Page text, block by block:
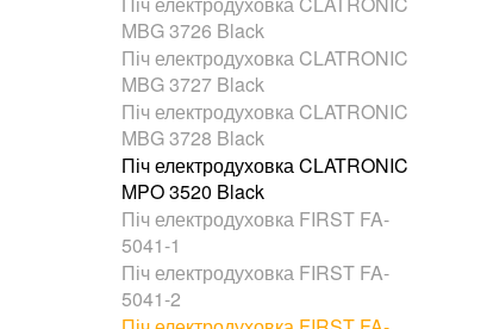
MBG 3726 Black
Піч електродуховка CLATRONIC
MBG 3727 Black
Піч електродуховка CLATRONIC
MBG 3728 Black
Піч електродуховка CLATRONIC
MPO 3520 Black
Піч електродуховка FIRST FA-
5041-1
Піч електродуховка FIRST FA-
5041-2